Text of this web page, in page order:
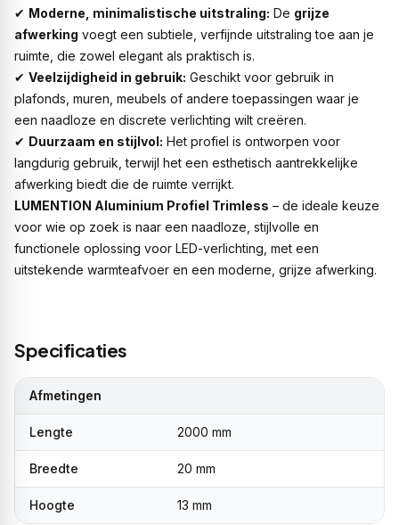
✔ Moderne, minimalistische uitstraling: De grijze
afwerking voegt een subtiele, verfijnde uitstraling toe aan je
ruimte, die zowel elegant als praktisch is.
✔ Veelzijdigheid in gebruik: Geschikt voor gebruik in
plafonds, muren, meubels of andere toepassingen waar je
een naadloze en discrete verlichting wilt creëren.
✔ Duurzaam en stijlvol: Het profiel is ontworpen voor
langdurig gebruik, terwijl het een esthetisch aantrekkelijke
afwerking biedt die de ruimte verrijkt.
LUMENTION Aluminium Profiel Trimless – de ideale keuze
voor wie op zoek is naar een naadloze, stijlvolle en
functionele oplossing voor LED-verlichting, met een
uitstekende warmteafvoer en een moderne, grijze afwerking.
Specificaties
Afmetingen
Lengte 2000 mm
Breedte 20 mm
Hoogte 13 mm